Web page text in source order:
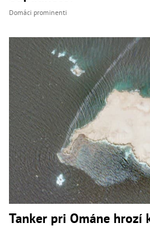
Domáci prominenti
Tanker pri Ománe hrozí